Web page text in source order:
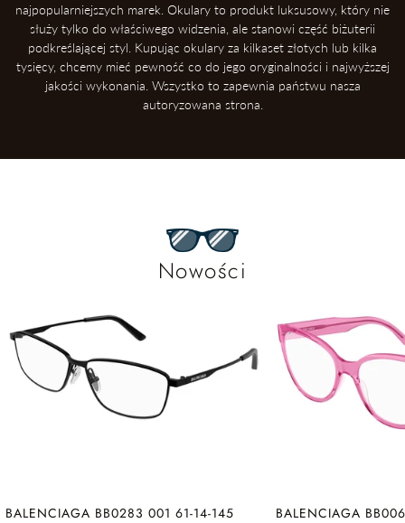
najpopularniejszych marek. Okulary to produkt luksusowy, który nie
służy tylko do właściwego widzenia, ale stanowi część biżuterii
podkreślającej styl. Kupując okulary za kilkaset złotych lub kilka
tysięcy, chcemy mieć pewność co do jego oryginalności i najwyższej
jakości wykonania. Wszystko to zapewnia państwu nasza
autoryzowana strona.
Nowości
BALENCIAGA BB0283 001 61-14-145 BALENCIAGA